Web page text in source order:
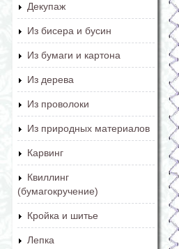
Декупаж
Из бисера и бусин
Из бумаги и картона
Из дерева
Из проволоки
Из природных материалов
Карвинг
Квиллинг
(бумагокручение)
Кройка и шитье
Лепка